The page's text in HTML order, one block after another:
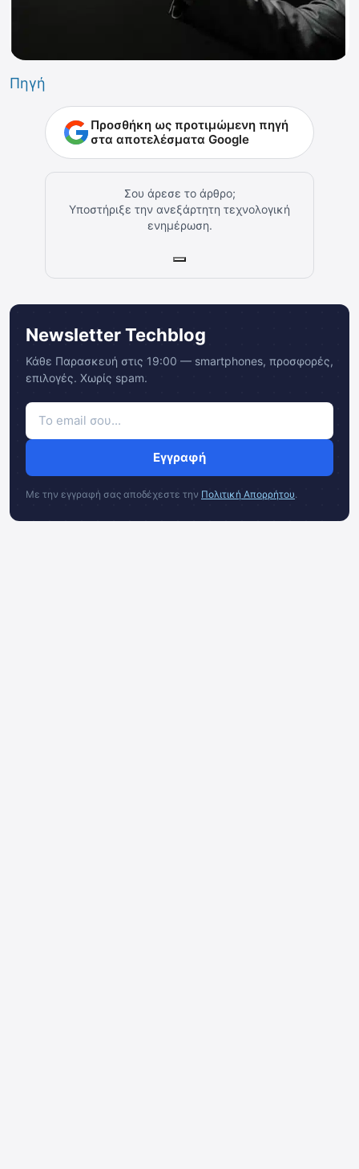
Πηγή
Προσθήκη ως προτιμώμενη πηγή
στα αποτελέσματα Google
Σου άρεσε το άρθρο;
Υποστήριξε την ανεξάρτητη τεχνολογική
ενημέρωση.
Newsletter Techblog
Κάθε Παρασκευή στις 19:00 — smartphones, προσφορές,
επιλογές. Χωρίς spam.
Εγγραφή
Με την εγγραφή σας αποδέχεστε την Πολιτική Απορρήτου.